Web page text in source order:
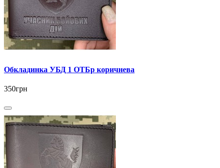
Обкладинка УБД 1 ОТБр коричнева
350грн